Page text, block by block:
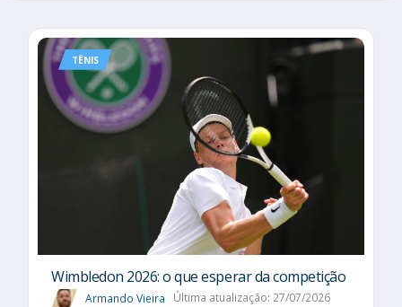
TÊNIS
Wimbledon 2026: o que esperar da competição
Armando Vieira Última atualização: 27/07/2026